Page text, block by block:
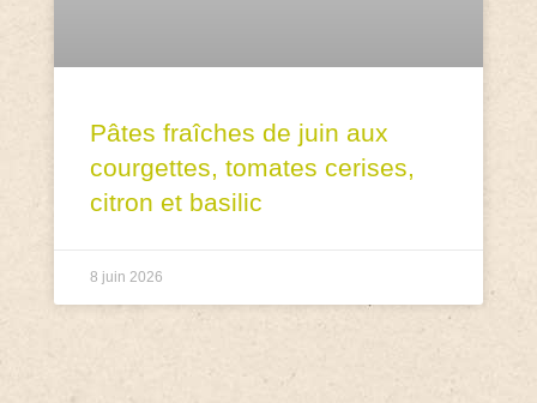
Pâtes fraîches de juin aux
courgettes, tomates cerises,
citron et basilic
8 juin 2026